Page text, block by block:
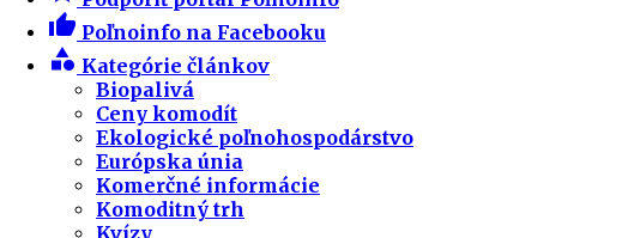
thumb_up Poľnoinfo na Facebooku
category Kategórie článkov
Biopalivá
Ceny komodít
Ekologické poľnohospodárstvo
Európska únia
Komerčné informácie
Komoditný trh
Kvízy